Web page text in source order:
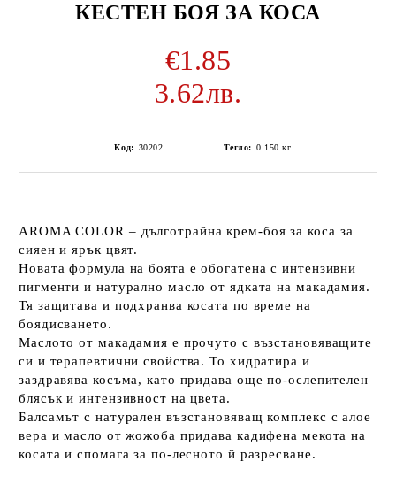
КЕСТЕН БОЯ ЗА КОСА
€1.85
3.62лв.
Код: 30202 Тегло: 0.150 кг
АROMA COLOR – дълготрайна крем-боя за коса за
сияен и ярък цвят.
Новата формула на боята е обогатена с интензивни
пигменти и натурално масло от ядката на макадамия.
Тя защитава и подхранва косата по време на
боядисването.
Маслото от макадамия е прочуто с възстановяващите
си и терапевтични свойства. То хидратира и
заздравява косъма, като придава още по-ослепителен
блясък и интензивност на цвета.
Балсамът с натурален възстановяващ комплекс с алое
вера и масло от жожоба придава кадифена мекота на
косата и спомага за по-лесното й разресване.